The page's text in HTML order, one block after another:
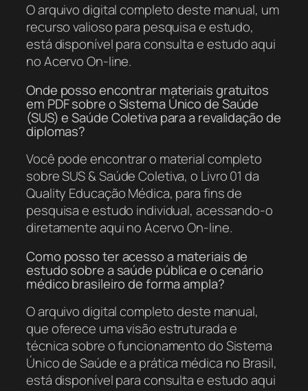
O arquivo digital completo deste manual, um
recurso valioso para pesquisa e estudo,
está disponível para consulta e estudo aqui
no Acervo On-line.
Onde posso encontrar materiais gratuitos
em PDF sobre o Sistema Único de Saúde
(SUS) e Saúde Coletiva para a revalidação de
diplomas?
Você pode encontrar o material completo
sobre SUS & Saúde Coletiva, o Livro 01 da
Quality Educação Médica, para fins de
pesquisa e estudo individual, acessando-o
diretamente aqui no Acervo On-line.
Como posso ter acesso a materiais de
estudo sobre a saúde pública e o cenário
médico brasileiro de forma ampla?
O arquivo digital completo deste manual,
que oferece uma visão estruturada e
técnica sobre o funcionamento do Sistema
Único de Saúde e a prática médica no Brasil,
está disponível para consulta e estudo aqui